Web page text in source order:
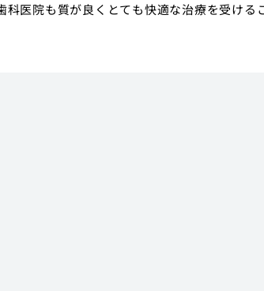
科医院も質が良くとても快適な治療を受ける